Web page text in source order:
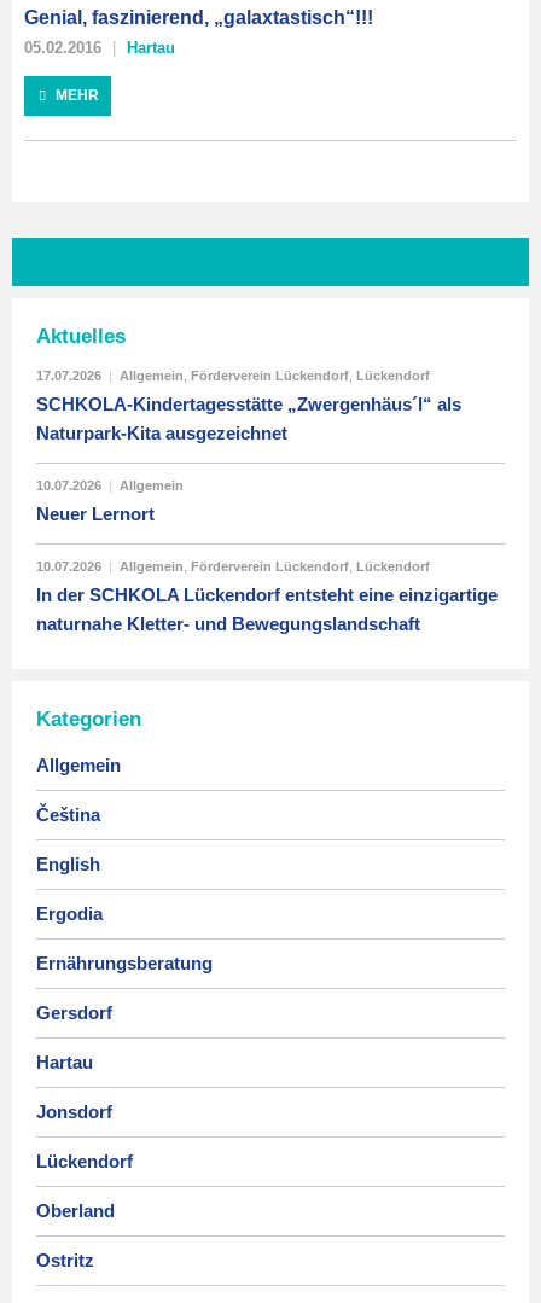
Genial, faszinierend, „galaxtastisch“!!!
05.02.2016 Hartau
MEHR
Aktuelles
17.07.2026 | Allgemein Förderverein Lückendorf Lückendorf
SCHKOLA-Kindertagesstätte „Zwergenhäus´l“ als
Naturpark-Kita ausgezeichnet
10.07.2026 | Allgemein
Neuer Lernort
10.07.2026 | Allgemein Förderverein Lückendorf Lückendorf
In der SCHKOLA Lückendorf entsteht eine einzigartige
naturnahe Kletter- und Bewegungslandschaft
Kategorien
Allgemein
Čeština
English
Ergodia
Ernährungsberatung
Gersdorf
Hartau
Jonsdorf
Lückendorf
Oberland
Ostritz